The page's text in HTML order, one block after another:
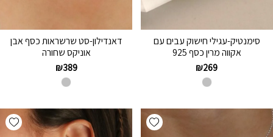
סימנטיק-עגילי חישוק עבים עם
אקווה מרין כסף 925
₪269
דאנדילון-סט שרשראות כסף אבן
אוניקס שחורה
₪389
Add wishlist